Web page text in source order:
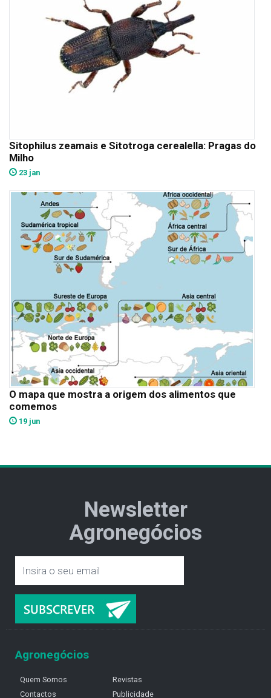
Sitophilus zeamais e Sitotroga cerealella: Pragas do
Milho
23 jan
O mapa que mostra a origem dos alimentos que
comemos
19 jun
Newsletter
Agronegócios
Agronegócios
Quem Somos
Contactos
Revistas
Publicidade